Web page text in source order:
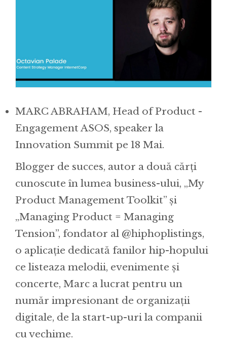
MARC ABRAHAM, Head of Product -
Engagement ASOS, speaker la
Innovation Summit pe 18 Mai.
Blogger de succes, autor a două cărți
cunoscute în lumea business-ului, „My
Product Management Toolkit” și
„Managing Product = Managing
Tension”, fondator al @hiphoplistings,
o aplicație dedicată fanilor hip-hopului
ce listeaza melodii, evenimente și
concerte, Marc a lucrat pentru un
număr impresionant de organizații
digitale, de la start-up-uri la companii
cu vechime.